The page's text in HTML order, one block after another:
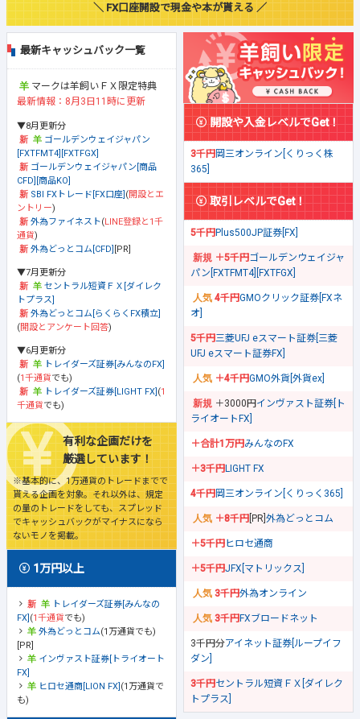
＼ FX口座開設で現金や本が貰える ／
最新キャッシュバック一覧
マークは羊飼いＦＸ限定特典
最新情報：8月3日11時に更新
▼8月更新分
ゴールデンウェイジャパン
[FXTFMT4][FXTFGX]
ゴールデンウェイジャパン[商品
CFD][商品KO]
SBI FXトレード[FX口座] (開設とエ
ントリー)
外為ファイネスト(LINE登録と1千
通貨)
外為どっとコム[CFD] [PR]
▼7月更新分
セントラル短資ＦＸ[ダイレク
トプラス]
外為どっとコム[らくらくFX積立]
(開設とアンケート回答)
▼6月更新分
トレイダーズ証券[みんなのFX]
(1千通貨でも)
トレイダーズ証券[LIGHT FX] (1
千通貨でも)
有利な企画だけを
厳選しています！
※基本的に、1万通貨のトレードまでで
貰える企画を対象。それ以外は、規定
の量のトレードをしても、スプレッド
でキャッシュバックがマイナスになら
ないモノを掲載。
1万円以上
トレイダーズ証券[みんなの
FX] (1千通貨でも)
外為どっとコム(1万通貨でも)
[PR]
インヴァスト証券[トライオート
FX]
ヒロセ通商[LION FX] (1万通貨で
も)
開設や入金レベルでGet！
3千円岡三オンライン[くりっく株
365]
取引レベルでGet！
5千円Plus500JP証券[FX]
＋5千円ゴールデンウェイジャ
パン[FXTFMT4][FXTFGX]
4千円GMOクリック証券[FXネ
オ]
5千円三菱UFJ eスマート証券[三菱
UFJ eスマート証券FX]
＋4千円GMO外貨[外貨ex]
＋3000円インヴァスト証券[ト
ライオートFX]
＋合計1万円みんなのFX
＋3千円LIGHT FX
4千円岡三オンライン[くりっく365]
＋8千円 [PR] 外為どっとコム
＋5千円ヒロセ通商
＋5千円JFX[マトリックス]
3千円外為オンライン
3千円FXブロードネット
3千円分アイネット証券[ループイフ
ダン]
3千円セントラル短資ＦＸ[ダイレク
トプラス]